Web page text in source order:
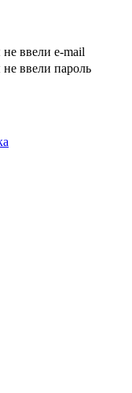
ввели e-mail
ввели пароль